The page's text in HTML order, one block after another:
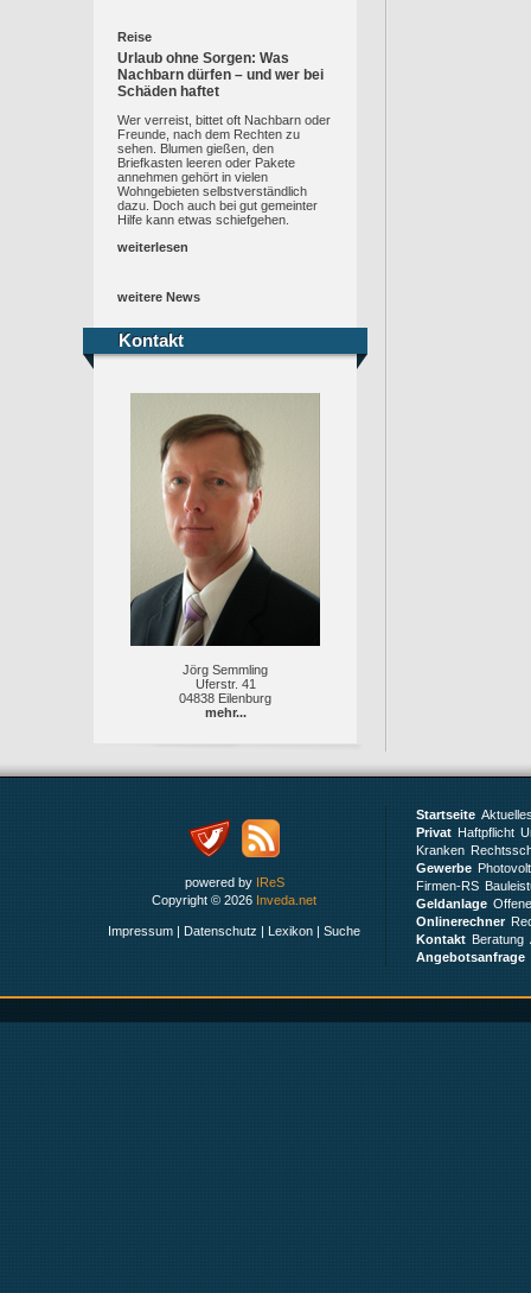
Reise
Urlaub ohne Sorgen: Was
Nachbarn dürfen – und wer bei
Schäden haftet
Wer verreist, bittet oft Nachbarn oder
Freunde, nach dem Rechten zu
sehen. Blumen gießen, den
Briefkasten leeren oder Pakete
annehmen gehört in vielen
Wohngebieten selbstverständlich
dazu. Doch auch bei gut gemeinter
Hilfe kann etwas schiefgehen.
weiterlesen
weitere News
Kontakt
Kontakt
Jörg Semmling
Uferstr. 41
04838 Eilenburg
mehr...
powered by IReS
Copyright © 2026 Inveda.net
Impressum | Datenschutz | Lexikon | Suche
Startseite
Privat Haftpflicht
Kranken
Gewerbe
Firmen-RS
Geldanlage
Onlinerechner
Kontakt Beratung
Angebotsanfrage